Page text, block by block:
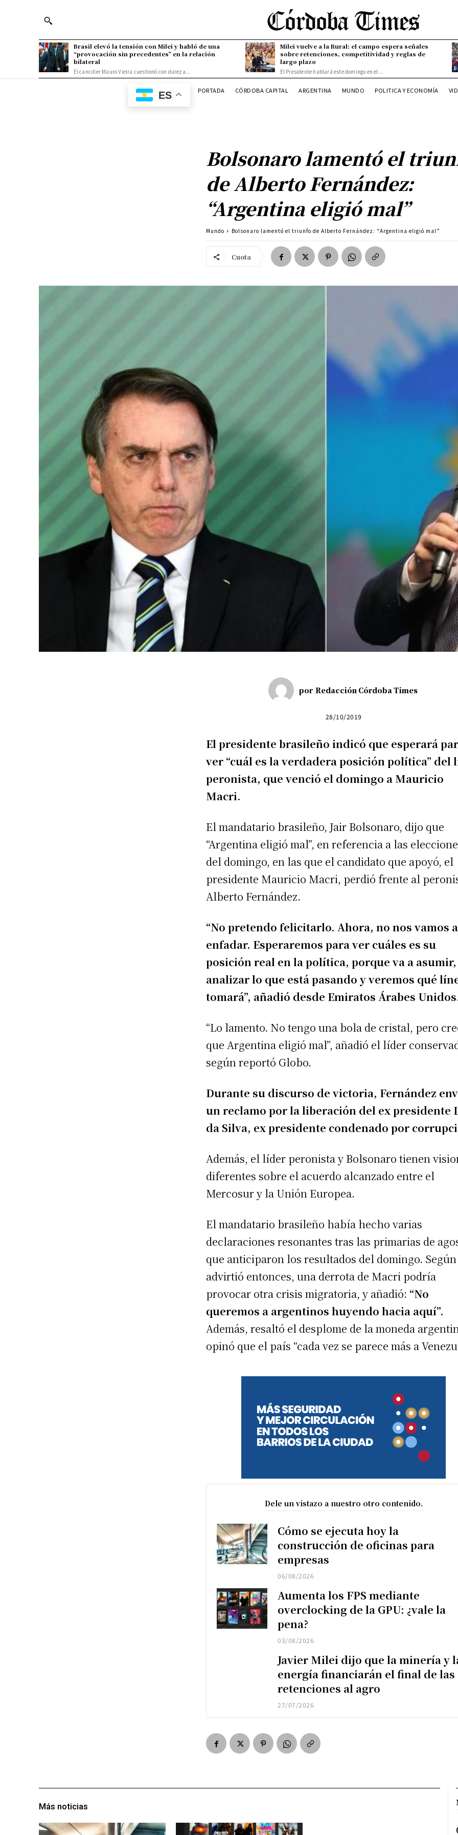
Brasil elevó la tensión con Milei y habló de una
“provocación sin precedentes” en la relación
bilateral
El canciller Mauro Vieira cuestionó con dureza...
Milei vuelve a la Rural: el campo espera señales
sobre retenciones, competitividad y reglas de
largo plazo
El Presidente hablará este domingo en el...
ES PORTADA CÓRDOBA CAPITAL ARGENTINA MUNDO POLITICA Y ECONOMÍA
Bolsonaro lamentó el
de Alberto Fernández:
“Argentina eligió mal”
Mundo Bolsonaro lamentó el triunfo de Alberto Fernández: “Argentina eligió mal”
Cuota
por Redacción Córdoba Times
28/10/2019
El presidente brasileño indicó que esperará
ver “cuál es la verdadera posición política” del
peronista, que venció el domingo a Mauricio
Macri.
El mandatario brasileño, Jair Bolsonaro, dijo que
“Argentina eligió mal”, en referencia a las
del domingo, en las que el candidato que apoyó, el
presidente Mauricio Macri, perdió frente al
Alberto Fernández.
“No pretendo felicitarlo. Ahora, no nos vamos a
enfadar. Esperaremos para ver cuáles es su
posición real en la política, porque va a asumir,
analizar lo que está pasando y veremos qué
tomará”, añadió desde Emiratos Árabes
“Lo lamento. No tengo una bola de cristal, pero
que Argentina eligió mal”, añadió el líder
según reportó Globo.
Durante su discurso de victoria, Fernández
un reclamo por la liberación del ex presidente
da Silva, ex presidente condenado por
Además, el líder peronista y Bolsonaro tienen
diferentes sobre el acuerdo alcanzado entre el
Mercosur y la Unión Europea.
El mandatario brasileño había hecho varias
declaraciones resonantes tras las primarias de
que anticiparon los resultados del domingo. Según
advirtió entonces, una derrota de Macri podría
provocar otra crisis migratoria, y añadió: “No
queremos a argentinos huyendo hacia aquí”.
Además, resaltó el desplome de la moneda
opinó que el país “cada vez se parece más a
Dele un vistazo a nuestro otro contenido.
Cómo se ejecuta hoy la
construcción de oficinas para
empresas
06/08/2026
Aumenta los FPS mediante
overclocking de la GPU: ¿vale la
pena?
03/08/2026
Javier Milei dijo que la minería y
energía financiarán el final de las
retenciones al agro
27/07/2026
Más noticias